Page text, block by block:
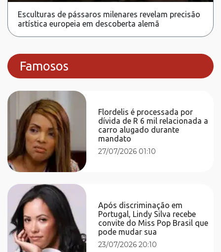
Esculturas de pássaros milenares revelam precisão
artística europeia em descoberta alemã
Famosos
Flordelis é processada por
dívida de R 6 mil relacionada a
carro alugado durante
mandato
27/07/2026 01:10
Após discriminação em
Portugal, Lindy Silva recebe
convite do Miss Pop Brasil que
pode mudar sua
23/07/2026 20:10